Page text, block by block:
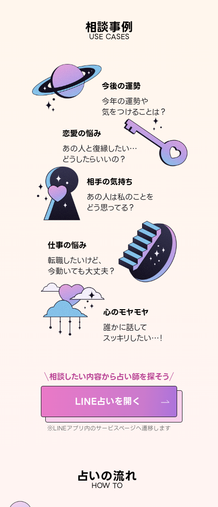
相談事例
USE CASES
今後の運勢
今年の運勢や
気をつけることは？
恋愛の悩み
あの人と復縁したい…
どうしたらいいの？
相手の気持ち
あの人は私のことを
どう思ってる？
仕事の悩み
転職したいけど、
今動いても大丈夫？
心のモヤモヤ
誰かに話して
スッキリしたい…！
相談したい内容から占い師を探そう
LINE占いを開く
※LINEアプリ内のサービスページへ遷移します
占いの流れ
HOW TO